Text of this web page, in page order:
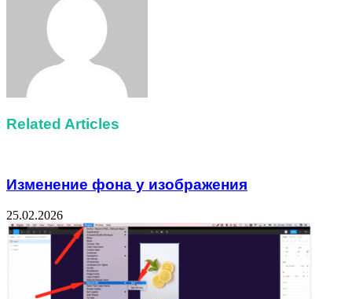
Related Articles
Изменение фона у изображения
25.02.2026